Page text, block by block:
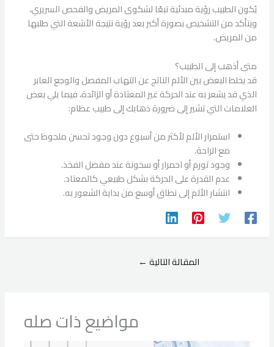
يُكون الطبيب رؤية مبدئية تبعًا لشكوى المريض والفحص السريري،
ويتأكد من التشخيص بصورة أكبر بعد رؤية نتيجة الأشعة التي طلبها
من المريض.
متى أذهب إلى الطبيب؟
قد يخلط البعض بين الألم الناتج عن التهاب المفصل والوجع العابر
الذي قد يشعر به عند الحركة غير المعتادة أو الزائدة، فيما يلي بعض
العلامات التي تشير إلى ضرورة ذهابك إلى طبيب عظام:
استمرار الألم لأكثر من أسبوع دون وجود تحسن ملحوظ حتى
مع الراحة.
وجود تورم أو احمرار أو سخونة عند مفصل الفخذ.
عدم القدرة على الحركة بشكل طبيعي كالمعتاد.
انتشار الألم إلى نطاق أوسع من بداية الشعور به.
المقالة التالية ←
مواضيع ذات صله